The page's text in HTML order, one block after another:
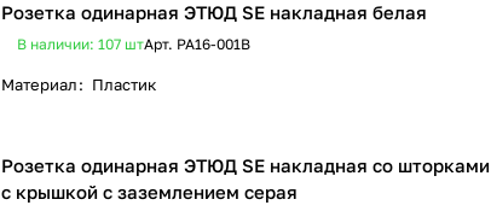
Розетка одинарная ЭТЮД SE накладная белая
В наличии: 107 штАрт. PA16-001B
Материал: Пластик
Розетка одинарная ЭТЮД SE накладная со шторками
c крышкой с заземлением серая